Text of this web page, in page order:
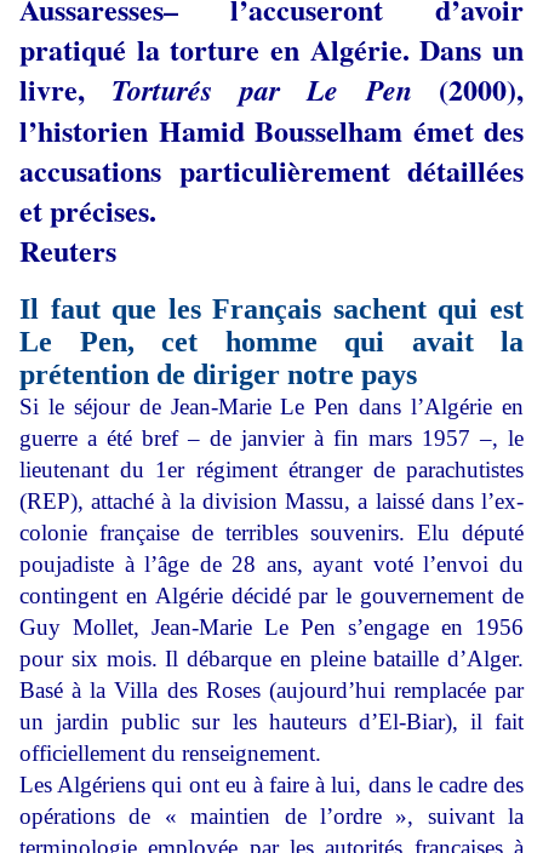
Aussaresses– l’accuseront d’avoir
pratiqué la torture en Algérie. Dans un
livre, Torturés par Le Pen (2000),
l’historien Hamid Bousselham émet des
accusations particulièrement détaillées
et précises.
Reuters
Il faut que les Français sachent qui est
Le Pen, cet homme qui avait la
prétention de diriger notre pays
Si le séjour de Jean-Marie Le Pen dans l’Algérie en
guerre a été bref – de janvier à fin mars 1957 –, le
lieutenant du 1er régiment étranger de parachutistes
(REP), attaché à la division Massu, a laissé dans l’ex-
colonie française de terribles souvenirs. Elu député
poujadiste à l’âge de 28 ans, ayant voté l’envoi du
contingent en Algérie décidé par le gouvernement de
Guy Mollet, Jean-Marie Le Pen s’engage en 1956
pour six mois. Il débarque en pleine bataille d’Alger.
Basé à la Villa des Roses (aujourd’hui remplacée par
un jardin public sur les hauteurs d’El-Biar), il fait
officiellement du renseignement.
Les Algériens qui ont eu à faire à lui, dans le cadre des
opérations de « maintien de l’ordre », suivant la
terminologie employée par les autorités françaises à